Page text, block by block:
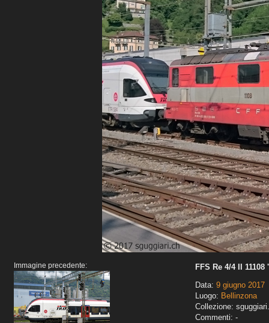
Immagine precedente:
FFS Re 4/4 II
Data: 9 giugno 2017
Luogo: Bellinzona
Collezione:
Commenti: -